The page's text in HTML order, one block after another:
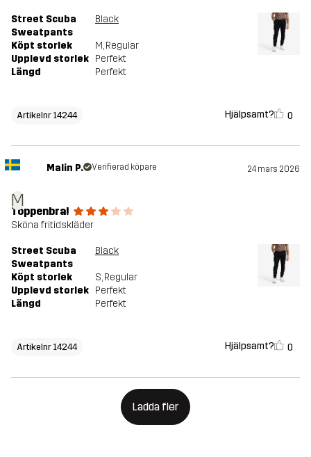
Street Scuba
Sweatpants
Black
Köpt storlek M, Regular
Upplevd storlek Perfekt
Längd
Perfekt
Artikelnr 14244 Hjälpsamt? 0
M
Malin P. Verifierad köpare 24 mars 2026
Toppenbra!
Sköna fritidskläder
Street Scuba
Sweatpants
Black
Köpt storlek S, Regular
Upplevd storlek Perfekt
Längd
Perfekt
Artikelnr 14244 Hjälpsamt? 0
Ladda fler